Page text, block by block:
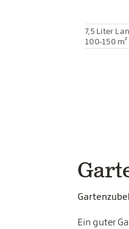
7,5 Liter
100-150 m²
Ein guter